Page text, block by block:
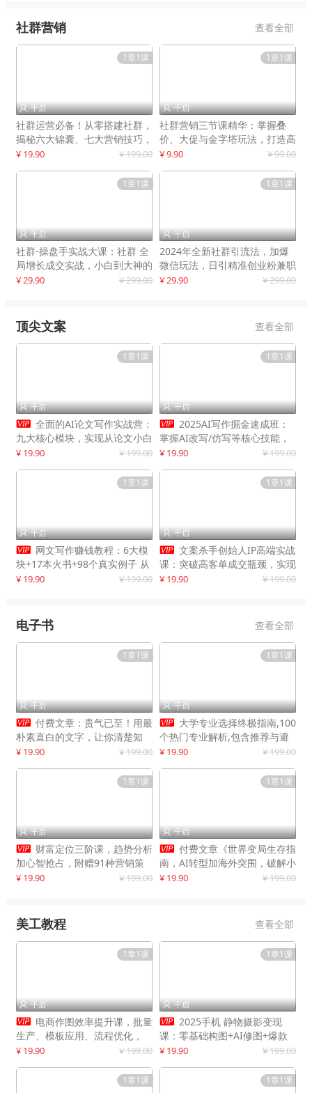
社群营销 查看全部
1章1课
 千启
社群运营必备！从零搭建社群，
揭秘六大锦囊、七大营销技巧，
打造火爆社群
¥ 19.90 ¥ 199.00
1章1课
 千启
社群营销三节课精华：掌握叠
价、大促与金字塔玩法，打造高
效营销体系
¥ 9.90 ¥ 99.00
1章1课
 千启
社群-操盘手实战大课：社群 全
局增长成交实战，小白到大神的
进阶之路
¥ 29.90 ¥ 299.00
1章1课
 千启
2024年全新社群引流法，加爆
微信玩法，日引精准创业粉兼职
粉200+
¥ 29.90 ¥ 299.00
顶尖文案 查看全部
1章1课
 千启
 全面的AI论文写作实战营：
九大核心模块，实现从论文小白
到高效产出的跨越
¥ 19.90 ¥ 199.00
1章1课
 千启
 2025AI写作掘金速成班：
掌握AI改写/仿写等核心技能，
实现单篇文案变现500+
¥ 19.90 ¥ 199.00
1章1课
 千启
 网文写作赚钱教程：6大模
块+17本火书+98个真实例子 从
入门到精通实战方法
¥ 19.90 ¥ 199.00
1章1课
 千启
 文案杀手创始人IP高端实战
课：突破高客单成交瓶颈，实现
IP商业价值最大化
¥ 19.90 ¥ 199.00
电子书 查看全部
1章1课
 千启
 付费文章：贵气已至！用最
朴素直白的文字，让你清楚知
道，该如何接住这一次时代的泼
¥ 19.90 ¥ 199.00
1章1课
 千启
 大学专业选择终极指南,100
个热门专业解析,包含推荐与避
雷实用建议
¥ 19.90 ¥ 199.00
1章1课
 千启
 财富定位三阶课，趋势分析
加心智抢占，附赠91种营销策
略模型
¥ 19.90 ¥ 199.00
1章1课
 千启
 付费文章《世界变局生存指
南，AI转型加海外突围，破解小
城市生存陷阱》
¥ 19.90 ¥ 199.00
美工教程 查看全部
1章1课
 千启
 电商作图效率提升课，批量
生产、模板应用、流程优化，
20+细分品类实操案例，月赚3
¥ 19.90 ¥ 199.00
1章1课
 千启
 2025手机 静物摄影变现
课：零基础构图+AI修图+爆款
创作
¥ 19.90 ¥ 199.00
1章1课 1章1课